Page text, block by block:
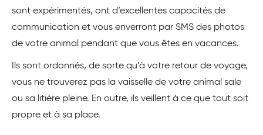
sont expérimentés, ont d’excellentes capacités de
communication et vous enverront par SMS des photos
de votre animal pendant que vous êtes en vacances.
Ils sont ordonnés, de sorte qu’à votre retour de voyage,
vous ne trouverez pas la vaisselle de votre animal sale
ou sa litière pleine. En outre, ils veillent à ce que tout soit
propre et à sa place.